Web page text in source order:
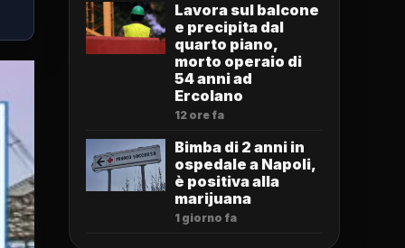
Lavora sul balcone
e precipita dal
quarto piano,
morto operaio di
54 anni ad
Ercolano
12 ore fa
Bimba di 2 anni in
ospedale a Napoli,
è positiva alla
marijuana
1 giorno fa